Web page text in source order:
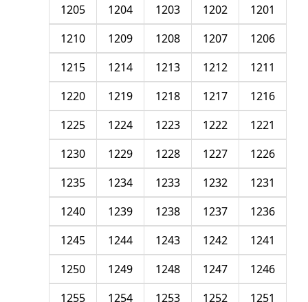
1201
1202
1203
1204
1205
1206
1207
1208
1209
1210
1211
1212
1213
1214
1215
1216
1217
1218
1219
1220
1221
1222
1223
1224
1225
1226
1227
1228
1229
1230
1231
1232
1233
1234
1235
1236
1237
1238
1239
1240
1241
1242
1243
1244
1245
1246
1247
1248
1249
1250
1251
1252
1253
1254
1255